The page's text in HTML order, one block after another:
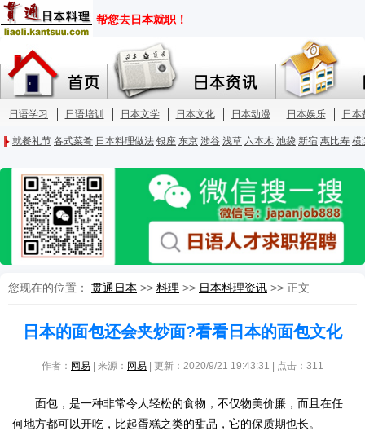
您现在的位置： 贯通日本 >> 料理 >> 日本料理资讯 >> 正文
日本的面包还会夹炒面?看看日本的面包文化
作者： 网易 | 来源： 网易 | 更新：2020/9/21 19:43:31 | 点击： 311
面包，是一种非常令人轻松的食物，不仅物美价廉，而且在任
何地方都可以开吃，比起蛋糕之类的甜品，它的保质期也长。